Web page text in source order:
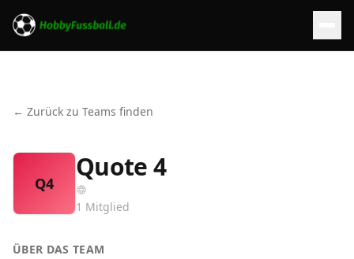
← Zurück zu Teams finden
Q4
Quote 4
1 Mitglied
ÜBER DAS TEAM